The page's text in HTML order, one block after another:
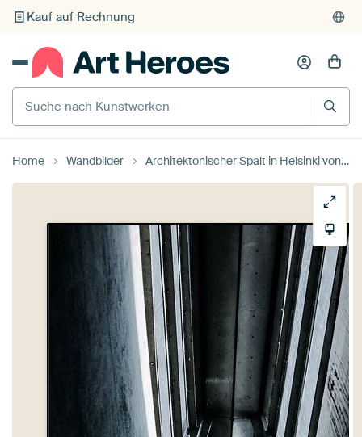
Kauf auf Rechnung
Individueller Druck auf Bestellung
Suche nach Kunstwerken
Home Wandbilder Architektonischer Spalt in Helsinki von Toaster Studio – Kreative Fotografie